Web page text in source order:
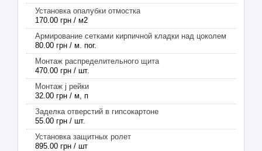
Установка опалубки отмостка
170.00 грн / м2
Армирование сетками кирпичной кладки над цоколем
80.00 грн / м. пог.
Монтаж распределительного щита
470.00 грн / шт.
Монтаж j рейки
32.00 грн / м, п
Заделка отверстий в гипсокартоне
55.00 грн / шт.
Установка защитных ролет
895.00 грн / шт